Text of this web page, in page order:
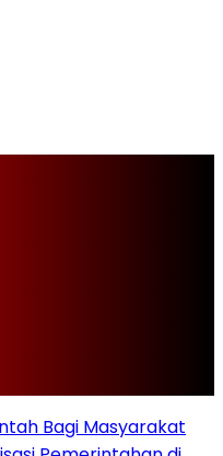
Bagi Masyarakat